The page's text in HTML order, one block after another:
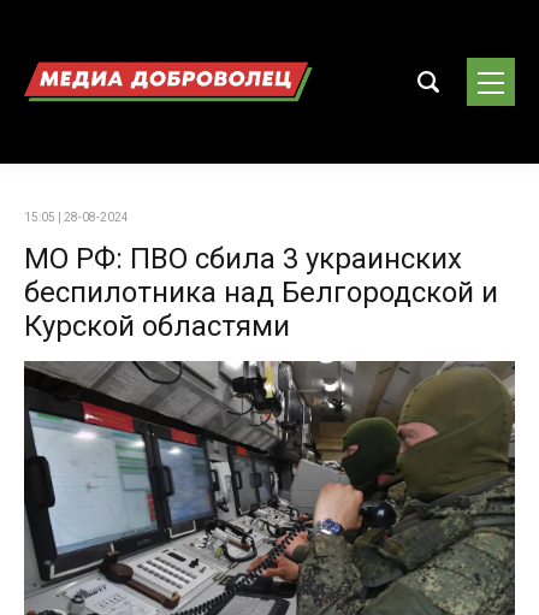
15:05 | 28-08-2024
МО РФ: ПВО сбила 3 украинских
беспилотника над Белгородской и
Курской областями